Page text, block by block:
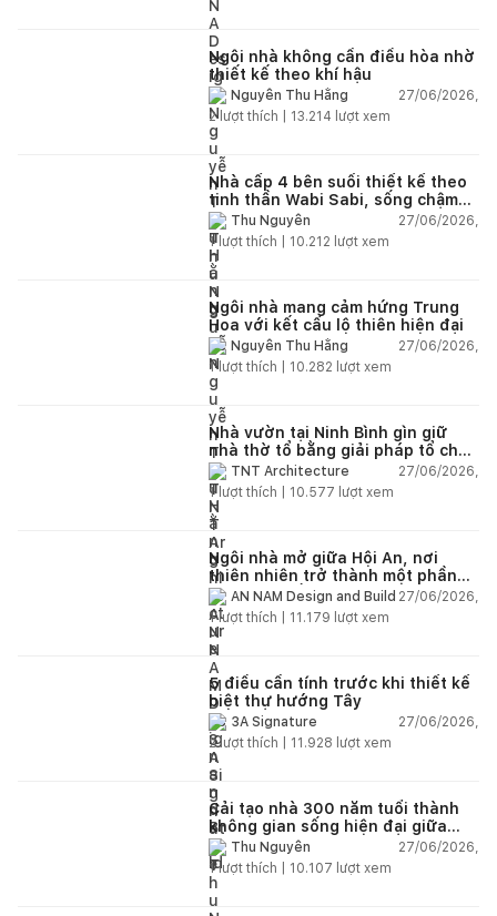
Ngôi nhà không cần điều hòa nhờ
thiết kế theo khí hậu
Nguyễn Thu Hằng
27/06/2026,
2lượt thích | 13.214 lượt xem
Nhà cấp 4 bên suối thiết kế theo
tinh thần Wabi Sabi, sống chậm
giữa thiên nhiên
Thu Nguyễn
27/06/2026,
1lượt thích | 10.212 lượt xem
Ngôi nhà mang cảm hứng Trung
Hoa với kết cấu lộ thiên hiện đại
Nguyễn Thu Hằng
27/06/2026,
1lượt thích | 10.282 lượt xem
Nhà vườn tại Ninh Bình gìn giữ
nhà thờ tổ bằng giải pháp tổ chức
lại không gian
TNT Architecture
27/06/2026,
1lượt thích | 10.577 lượt xem
Ngôi nhà mở giữa Hội An, nơi
thiên nhiên trở thành một phần
của cuộc sống
AN NAM Design and Build 27/06/2026,
1lượt thích | 11.179 lượt xem
5 điều cần tính trước khi thiết kế
biệt thự hướng Tây
3A Signature
27/06/2026,
2lượt thích | 11.928 lượt xem
Cải tạo nhà 300 năm tuổi thành
không gian sống hiện đại giữa
thiên nhiên
Thu Nguyễn
27/06/2026,
1lượt thích | 10.107 lượt xem